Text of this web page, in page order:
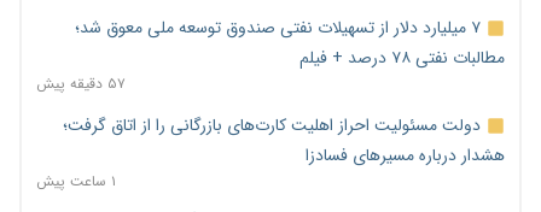
۷ میلیارد دلار از تسهیلات نفتی صندوق توسعه ملی معوق شد؛
مطالبات نفتی ۷۸ درصد + فیلم
۵۷ دقیقه پیش
دولت مسئولیت احراز اهلیت کارت‌های بازرگانی را از اتاق گرفت؛
هشدار درباره مسیرهای فسادزا
۱ ساعت پیش